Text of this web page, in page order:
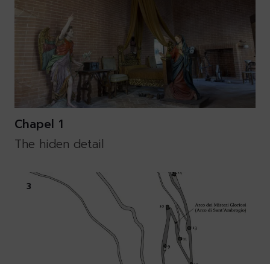
Chapel 1
The hiden detail
3